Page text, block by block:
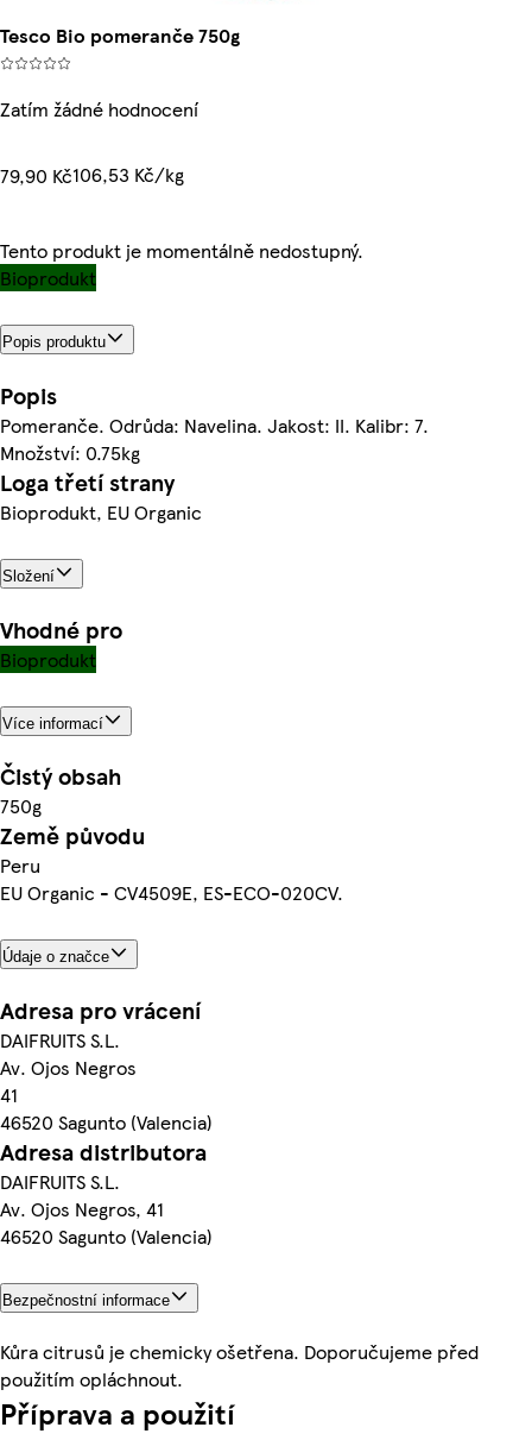
Tesco Bio pomeranče 750g
Zatím žádné hodnocení
79,90 Kč106,53 Kč/kg
Tento produkt je momentálně nedostupný.
Bioprodukt
Popis produktu
Popis
Pomeranče. Odrůda: Navelina. Jakost: II. Kalibr: 7.
Množství: 0.75kg
Loga třetí strany
Bioprodukt, EU Organic
Složení
Vhodné pro
Bioprodukt
Více informací
Čistý obsah
750g
Země původu
Peru
EU Organic - CV4509E, ES-ECO-020CV.
Údaje o značce
Adresa pro vrácení
DAIFRUITS S.L.
Av. Ojos Negros
41
46520 Sagunto (Valencia)
Adresa distributora
DAIFRUITS S.L.
Av. Ojos Negros, 41
46520 Sagunto (Valencia)
Bezpečnostní informace
Kůra citrusů je chemicky ošetřena. Doporučujeme před
použitím opláchnout.
Příprava a použití